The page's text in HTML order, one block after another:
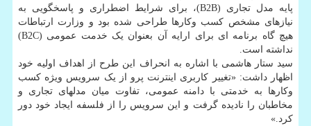
پایه مدل تجاری (B2B)، برای شرایط اضطراری و پاسخگویی به
نیازهای مشخص کسب وکارها طراحی شده بود و وزارت ارتباطات
هیچ گاه برنامه ای برای ارایه آن بعنوان یک خدمت عمومی (B2C)
نداشته است.
سید ستار هاشمی با اشاره به انحراف این طرح از اهداف اولیه خود
اظهار داشت: «تغییر کاربری اینترنت پرو از یک سرویس ویژه کسب
وکارها به خدمتی با دامنه عمومی، تفاوت میان مدلهای تجاری و
مخاطبان را نادیده گرفت و این سرویس را از فلسفه ایجاد خود دور
کرد.»